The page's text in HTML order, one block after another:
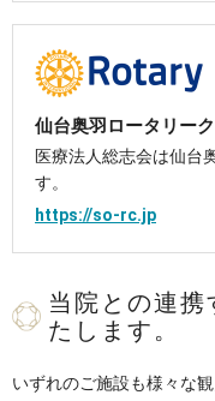
仙台奥羽ロータリー
医療法人総志会は仙台
す。
https://so-rc.jp
当院との連携
たします。
いずれのご施設も様々な